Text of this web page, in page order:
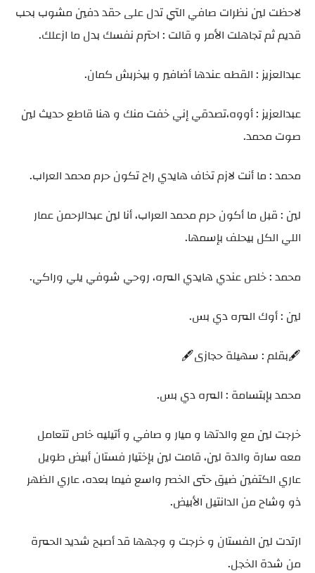
لاحظت لين نظرات صافي التي تدل على حقد دفين مشوب بحب
قديم ثم تجاهلت الأمر و قالت : احترم نفسك بدل ما ازعلك.
عبدالعزيز : القطه عندها أضافير و بيخربش كمان.
عبدالعزيز : أووه،تصدقي إني خفت منك و هنا قاطع حديث لين
صوت محمد.
محمد : ما أنت لازم تخاف هايدي راح تكون حرم محمد العراب.
لين : قبل ما أكون حرم محمد العراب، أنا لين عبدالرحمن عمار
اللي الكل بيحلف بإسمها.
محمد : خلص عندي هايدي المره، روحي شوفي يلي وراكي.
لين : أوك المره دي بس.
🖋️بقلم : سهيلة حجازى🖋️
محمد بإبتسامة : المره دي بس.
خرجت لين مع والدتها و ميار و صافي و أتيليه خاص تتعامل
معه سارة والدة لين، قامت لين بإختيار فستان أبيض طويل
عاري الكتفين ضيق حتى الخصر واسع فيما بعده، عاري الظهر
ذو وشاح من الدانتيل الأبيض.
ارتدت لين الفستان و خرجت و وجهها قد أصبح شديد الحمرة
من شدة الخجل.